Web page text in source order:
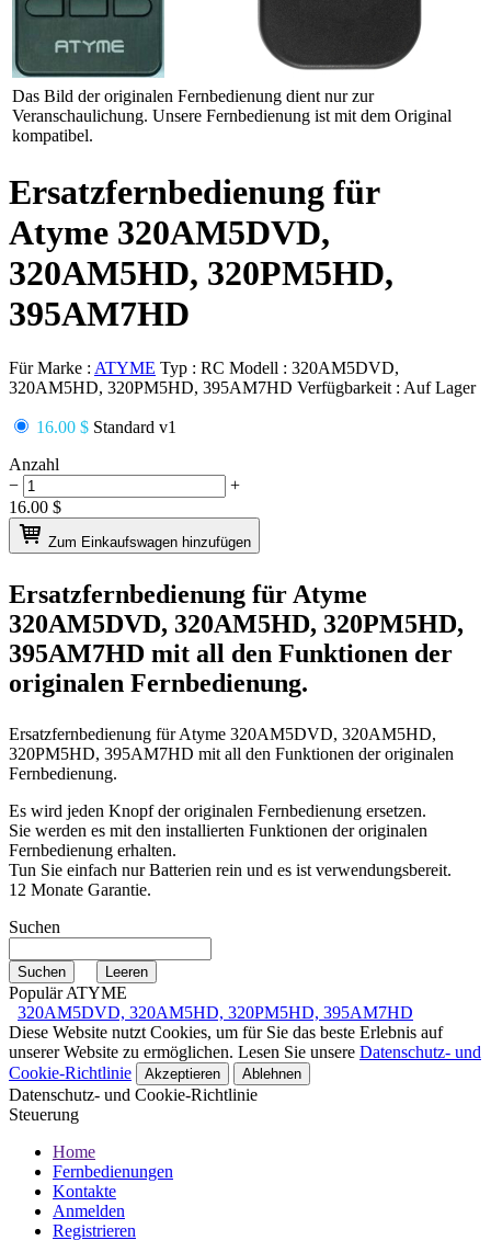
Das Bild der originalen Fernbedienung dient nur zur
Veranschaulichung. Unsere Fernbedienung ist mit dem Original
kompatibel.
Ersatzfernbedienung für
Atyme 320AM5DVD,
320AM5HD, 320PM5HD,
395AM7HD
Für Marke : ATYME Typ : RC Modell : 320AM5DVD,
320AM5HD, 320PM5HD, 395AM7HD Verfügbarkeit : Auf Lager
16.00 $ Standard v1
Anzahl
−
+
16.00 $
Zum Einkaufswagen hinzufügen
Ersatzfernbedienung für Atyme
320AM5DVD, 320AM5HD, 320PM5HD,
395AM7HD mit all den Funktionen der
originalen Fernbedienung.
Ersatzfernbedienung fürAtyme 320AM5DVD, 320AM5HD,
320PM5HD, 395AM7HD mit all den Funktionen der originalen
Fernbedienung.
Es wird jeden Knopf der originalen Fernbedienung ersetzen.
Sie werden es mit den installierten Funktionen der originalen
Fernbedienung erhalten.
Tun Sie einfach nur Batterien rein und es ist verwendungsbereit.
12 Monate Garantie.
Suchen
Populär ATYME
320AM5DVD, 320AM5HD, 320PM5HD, 395AM7HD
Diese Website nutzt Cookies, um für Sie das beste Erlebnis auf
unserer Website zu ermöglichen. Lesen Sie unsere Datenschutz- und
Cookie-Richtlinie
Akzeptieren Ablehnen
Datenschutz- und Cookie-Richtlinie
Steuerung
Home
Fernbedienungen
Kontakte
Anmelden
Registrieren